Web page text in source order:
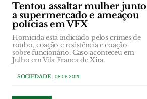
Tentou assaltar mulher junto
a supermercado e ameaçou
polícias em VFX
Homicida está indiciado pelos crimes de
roubo, coação e resistência e coação
sobre funcionário. Caso aconteceu em
Julho em Vila Franca de Xira.
SOCIEDADE| 08-08-2026